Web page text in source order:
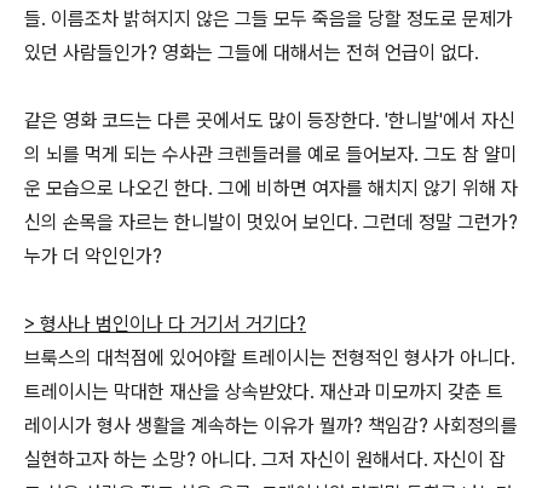
들. 이름조차 밝혀지지 않은 그들 모두 죽음을 당할 정도로 문제가
있던 사람들인가? 영화는 그들에 대해서는 전혀 언급이 없다.
같은 영화 코드는 다른 곳에서도 많이 등장한다. '한니발'에서 자신
의 뇌를 먹게 되는 수사관 크렌들러를 예로 들어보자. 그도 참 얄미
운 모습으로 나오긴 한다. 그에 비하면 여자를 해치지 않기 위해 자
신의 손목을 자르는 한니발이 멋있어 보인다. 그런데 정말 그런가?
누가 더 악인인가?
> 형사나 범인이나 다 거기서 거기다?
브룩스의 대척점에 있어야할 트레이시는 전형적인 형사가 아니다.
트레이시는 막대한 재산을 상속받았다. 재산과 미모까지 갖춘 트
레이시가 형사 생활을 계속하는 이유가 뭘까? 책임감? 사회정의를
실현하고자 하는 소망? 아니다. 그저 자신이 원해서다. 자신이 잡